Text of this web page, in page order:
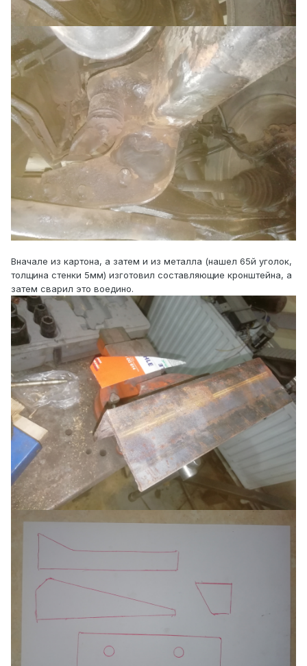
Вначале из картона, а затем и из металла (нашел 65й уголок,
толщина стенки 5мм) изготовил составляющие кронштейна, а
затем сварил это воедино.